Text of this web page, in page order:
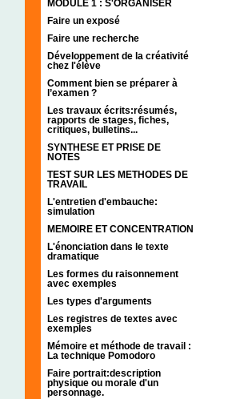
MODULE 1 : S'ORGANISER
Faire un exposé
Faire une recherche
Développement de la créativité
chez l'élève
Comment bien se préparer à
l’examen ?
Les travaux écrits:résumés,
rapports de stages, fiches,
critiques, bulletins...
SYNTHESE ET PRISE DE
NOTES
TEST SUR LES METHODES DE
TRAVAIL
L'entretien d'embauche:
simulation
MEMOIRE ET CONCENTRATION
L'énonciation dans le texte
dramatique
Les formes du raisonnement
avec exemples
Les types d'arguments
Les registres de textes avec
exemples
Mémoire et méthode de travail :
La technique Pomodoro
Faire portrait:description
physique ou morale d'un
personnage.